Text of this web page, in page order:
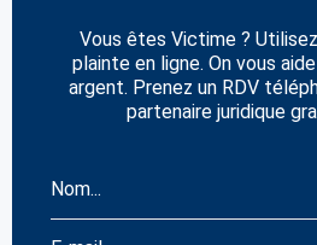
Vous êtes Victime ?
plainte en ligne. On vous
argent. Prenez un RDV
partenaire juridique